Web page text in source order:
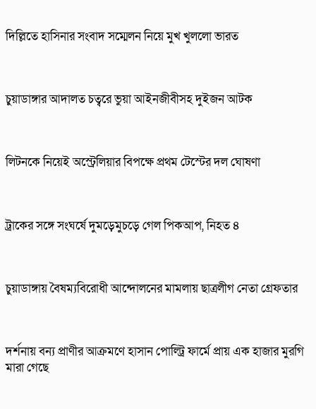
দিল্লিতে হাসিনার সংবাদ সম্মেলন নিয়ে মুখ খুললো ভারত
চুয়াডাঙ্গার আদালত চত্বরে ভুয়া আইনজীবীসহ দুইজন আটক
লিটনকে নিয়েই অস্ট্রেলিয়ার বিপক্ষে প্রথম টেস্টের দল ঘোষণা
ট্রাকের সঙ্গে সংঘর্ষে দুমড়েমুচড়ে গেল পিকআপ, নিহত ৪
চুয়াডাঙ্গায় বৈষম্যবিরোধী আন্দোলনের মামলায় ছাত্রলীগ নেতা গ্রেফতার
দর্শনায় বন্য প্রাণীর আক্রমণে হাসান পোল্ট্রি ফার্মে প্রায় এক হাজার মুরগি
মারা গেছে